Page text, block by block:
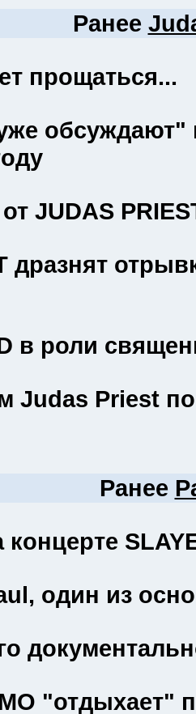
Ранее
прощаться...
обсуждают"
JUDAS
дразнят
в роли
Judas Priest
Ранее
один из
"отдыхает"